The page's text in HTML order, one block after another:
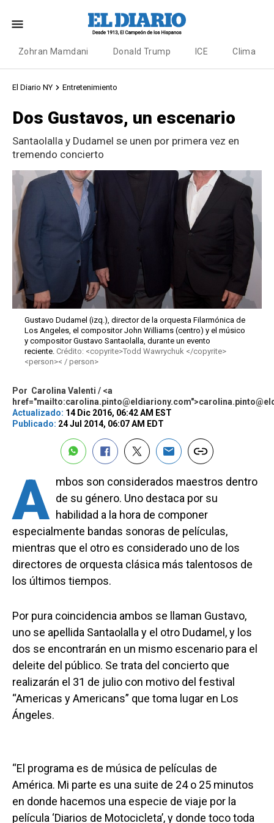
Zohran Mamdani Donald Trump ICE Clima
El Diario NY Entretenimiento
Dos Gustavos, un escenario
Santaolalla y Dudamel se unen por primera vez en
tremendo concierto
Gustavo Dudamel (izq.), director de la orquesta Filarmónica de
Los Angeles, el compositor John Williams (centro) y el músico
y compositor Gustavo Santaolalla, durante un evento
reciente. Crédito: <copyrite>Todd Wawrychuk </copyrite>
<person>< / person>
Por Carolina Valenti / <a
Actualizado: 14 Dic 2016, 06:42 AM EST
Publicado: 24 Jul 2014, 06:07 AM EDT
A mbos son considerados maestros dentro
de su género. Uno destaca por su
habilidad a la hora de componer
especialmente bandas sonoras de películas,
mientras que el otro es considerado uno de los
directores de orquesta clásica más talentosos de
los últimos tiempos.
Por pura coincidencia ambos se llaman Gustavo,
uno se apellida Santaolalla y el otro Dudamel, y los
dos se encontrarán en un mismo escenario para el
deleite del público. Se trata del concierto que
realizarán el 31 de julio con motivo del festival
“Americas y Americans” que toma lugar en Los
Ángeles.
“El programa es de música de películas de
América. Mi parte es una suite de 24 o 25 minutos
en donde hacemos una especie de viaje por la
película ‘Diarios de Motocicleta’, y donde toco toda